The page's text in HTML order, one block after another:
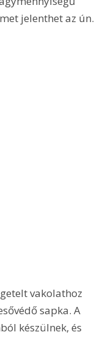
jelenthet az ún.
vakolathoz
sapka. A
készülnek, és